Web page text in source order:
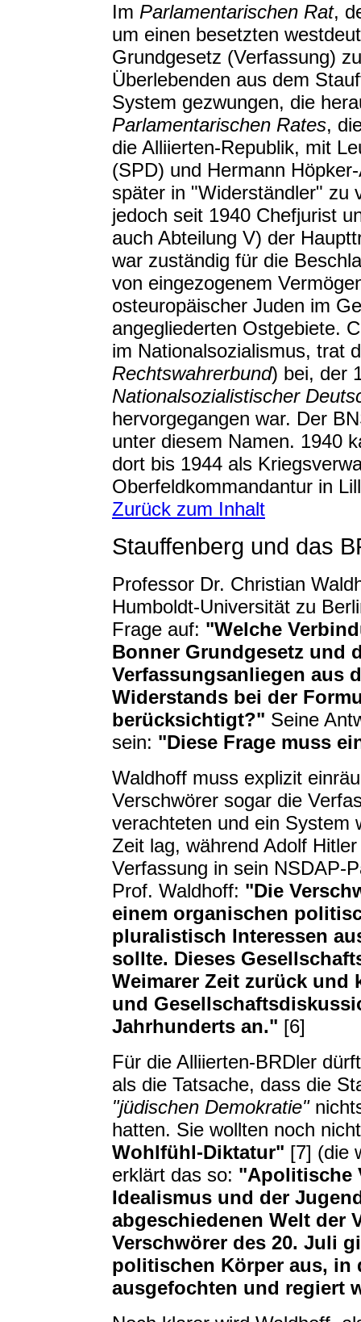
Im Parlamentarischen Rat,
um einen besetzten
Grundgesetz (Verfassung)
Überlebenden aus dem
System gezwungen, die
Parlamentarischen Rates,
die Alliierten-Republik, mit
(SPD) und Hermann
später in "Widerständler" zu
jedoch seit 1940 Chefjurist
auch Abteilung V) der
war zuständig für die
von eingezogenem
osteuropäischer Juden im
angegliederten Ostgebiete.
im Nationalsozialismus, trat
Rechtswahrerbund) bei, der
Nationalsozialistischer
hervorgegangen war. Der
unter diesem Namen. 1940
dort bis 1944 als
Oberfeldkommandantur in
Zurück zum Inhalt
Stauffenberg und das
Professor Dr. Christian
Humboldt-Universität zu
Frage auf: "Welche
Bonner Grundgesetz und
Verfassungsanliegen aus
Widerstands bei der
berücksichtigt?" Seine
sein: "Diese Frage muss
Waldhoff muss explizit
Verschwörer sogar die
verachteten und ein System
Zeit lag, während Adolf
Verfassung in sein NSDAP-
Prof. Waldhoff: "Die
einem organischen
pluralistisch Interessen
sollte. Dieses
Weimarer Zeit zurück und
und
Jahrhunderts an." [6]
Für die Alliierten-BRDler
als die Tatsache, dass die
"jüdischen Demokratie"
hatten. Sie wollten noch
Wohlfühl-Diktatur" [7] (die
erklärt das so: "Apolitische
Idealismus und der
abgeschiedenen Welt der
Verschwörer des 20. Juli
politischen Körper aus, in
ausgefochten und regiert